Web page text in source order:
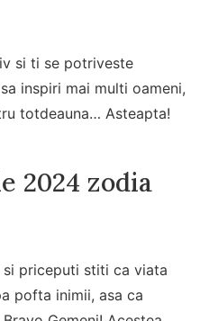
si ti se potriveste
inspiri mai multi oameni,
totdeauna… Asteapta!
2024 zodia
priceputi stiti ca viata
pofta inimii, asa ca